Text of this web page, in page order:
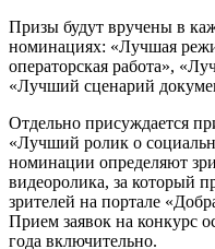
Призы будут вручены в
номинациях: «Лучшая
операторская работа»,
«Лучший сценарий
Отдельно присуждается
«Лучший ролик о
номинации определяют
видеоролика, за который
зрителей на портале
Прием заявок на конкурс
года включительно.